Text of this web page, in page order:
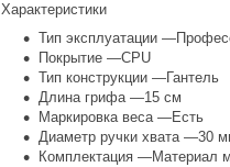
Характеристики
Тип эксплуатации
Покрытие —CPU
Тип конструкции —Гантель
Длина грифа —15 см
Маркировка веса —Есть
Диаметр ручки хвата —30
Комплектация —Материал